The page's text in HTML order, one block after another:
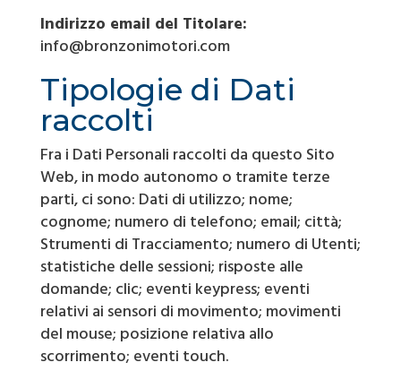
Indirizzo email del Titolare:
info@bronzonimotori.com
Tipologie di Dati
raccolti
Fra i Dati Personali raccolti da questo Sito
Web, in modo autonomo o tramite terze
parti, ci sono: Dati di utilizzo; nome;
cognome; numero di telefono; email; città;
Strumenti di Tracciamento; numero di Utenti;
statistiche delle sessioni; risposte alle
domande; clic; eventi keypress; eventi
relativi ai sensori di movimento; movimenti
del mouse; posizione relativa allo
scorrimento; eventi touch.